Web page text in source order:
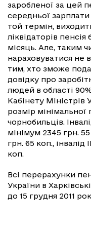
заробленої за цей
середньої
той термін,
ліквідаторів
місяць. Але, таким
нараховуватися не
тим, хто зможе
довідку про
людей в області
Кабінету Міністрів
розмір мінімальної
чорнобильців.
мінімум 2345 грн.
грн. 65 коп., інвалід
коп.
Всі перерахунки
України в
до 15 грудня 2011